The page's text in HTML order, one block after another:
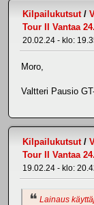
Kilpailukutsut/
Tour II Vantaa
20.02.24 - klo:
Moro,
Valtteri Pausio
Kilpailukutsut/
Tour II Vantaa
19.02.24 - klo:
Lainaus